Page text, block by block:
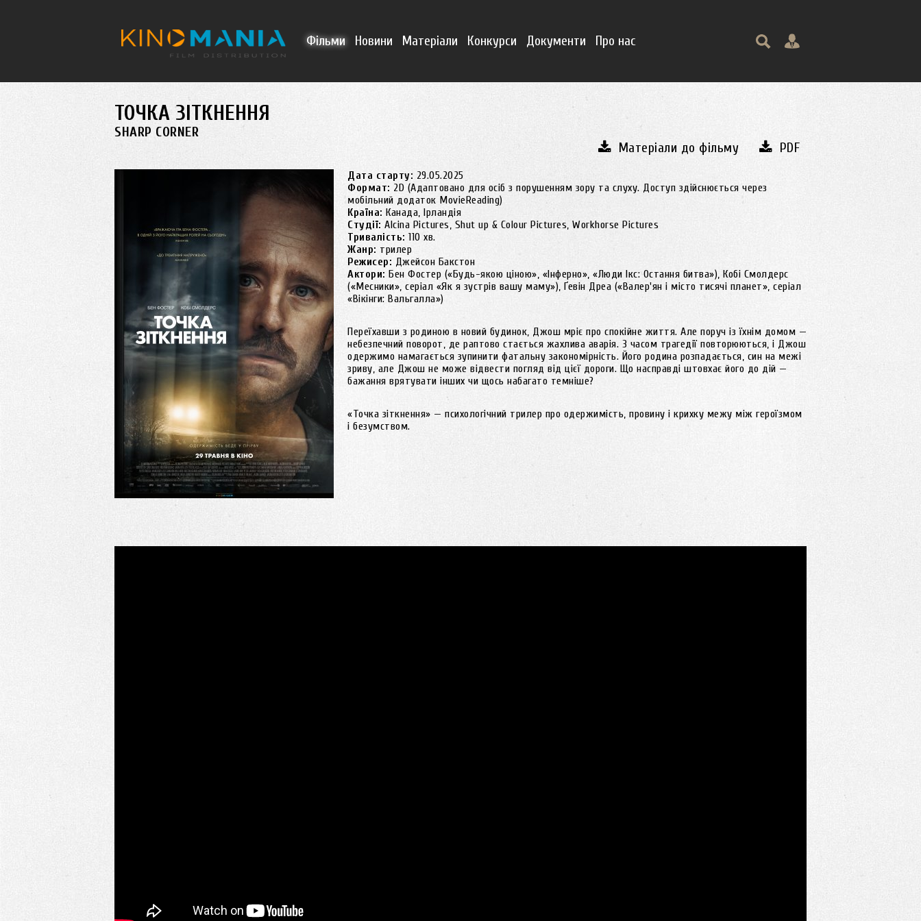
Фільми Новини Матеріали Конкурси Документи Про нас
ТОЧКА ЗІТКНЕННЯ
SHARP CORNER
Матеріали до фільму
PDF
Дата старту: 29.05.2025
Формат: 2D (Адаптовано для осіб з порушенням зору та слуху. Доступ здійснюється через
мобільний додаток MovieReading)
Країна: Канада, Ірландія
Студії: Alcina Pictures, Shut up & Colour Pictures, Workhorse Pictures
Тривалість: 110 хв.
Жанр: трилер
Режисер: Джейсон Бакстон
Актори: Бен Фостер («Будь-якою ціною», «Інферно», «Люди Ікс: Остання битва»), Кобі Смолдерс
(«Месники», серіал «Як я зустрів вашу маму»), Ґевін Дреа («Валер'ян і місто тисячі планет», серіал
«Вікінги: Вальгалла»)
Переїхавши з родиною в новий будинок, Джош мріє про спокійне життя. Але поруч із їхнім домом —
небезпечний поворот, де раптово стається жахлива аварія. З часом трагедії повторюються, і Джош
одержимо намагається зупинити фатальну закономірність. Його родина розпадається, син на межі
зриву, але Джош не може відвести погляд від цієї дороги. Що насправді штовхає його до дій —
бажання врятувати інших чи щось набагато темніше?
«Точка зіткнення» — психологічний трилер про одержимість, провину і крихку межу між героїзмом
і безумством.